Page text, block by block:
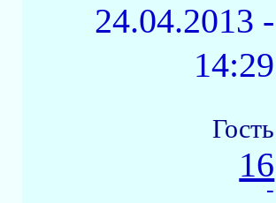
24.04.2013 -
14:29
Гость
16
-